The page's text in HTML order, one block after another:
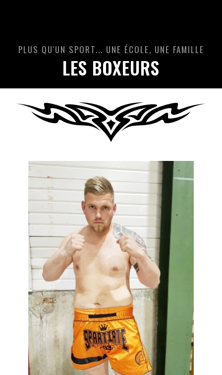
PLUS QU'UN SPORT... UNE ÉCOLE, UNE FAMILLE
LES BOXEURS